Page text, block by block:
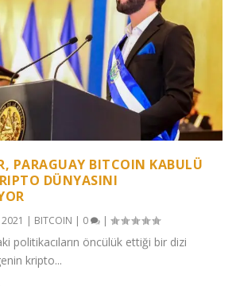
PARAGUAY BITCOIN KABULÜ
DÜNYASINI
| BITCOIN | 0 |
politikacıların öncülük ettiği bir dizi
kripto...